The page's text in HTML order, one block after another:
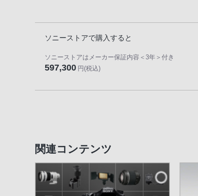
ソニーストアで購入すると
ソニーストアはメーカー保証内容 ＜3年＞ 付き
597,300 円(税込)
関連コンテンツ